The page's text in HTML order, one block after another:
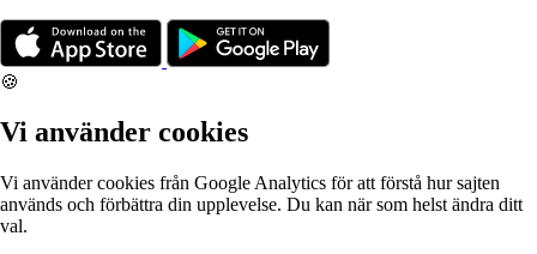
🍪
Vi använder cookies
Vi använder cookies från Google Analytics för att förstå hur sajten
används och förbättra din upplevelse. Du kan när som helst ändra ditt
val.